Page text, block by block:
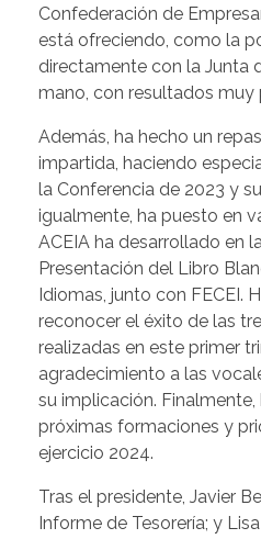
Confederación de
está ofreciendo, como la
directamente con la Junta
mano, con resultados muy
Además, ha hecho un
impartida, haciendo
la Conferencia de 2023 y
igualmente, ha puesto en
ACEIA ha desarrollado en
Presentación del Libro
Idiomas, junto con FECEI.
reconocer el éxito de las
realizadas en este primer
agradecimiento a las
su implicación. Finalmente,
próximas formaciones y
ejercicio 2024.
Tras el presidente, Javier
Informe de Tesorería; y